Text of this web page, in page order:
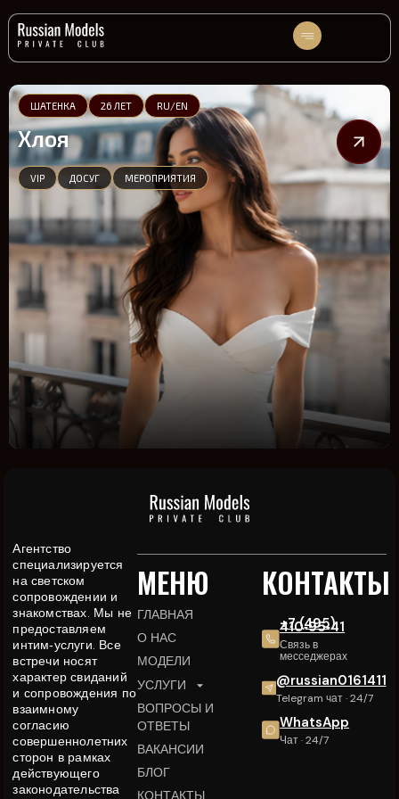
ШАТЕНКА 26 ЛЕТ RU/EN
Хлоя
VIP ДОСУГ МЕРОПРИЯТИЯ
Агентство
специализируется
на светском
сопровождении и
знакомствах. Мы не
предоставляем
интим‑услуги. Все
встречи носят
характер свиданий
и сопровождения по
взаимному
согласию
совершеннолетних
сторон в рамках
действующего
законодательства
МЕНЮ
ГЛАВНАЯ
О НАС
МОДЕЛИ
УСЛУГИ
ВОПРОСЫ И
ОТВЕТЫ
ВАКАНСИИ
БЛОГ
КОНТАКТЫ
КОНТАКТЫ
+7 (495)
410‑95‑41
Связь в
месседжерах
@russian0161411
Telegram чат · 24/7
WhatsApp
Чат · 24/7